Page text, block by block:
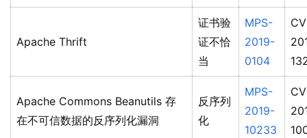
Apache Thrift
证书验
证不恰
当
MPS-
2019-
0104
Apache Commons Beanutils 存
在不可信数据的反序列化漏洞
反序列
化
MPS-
2019-
10233